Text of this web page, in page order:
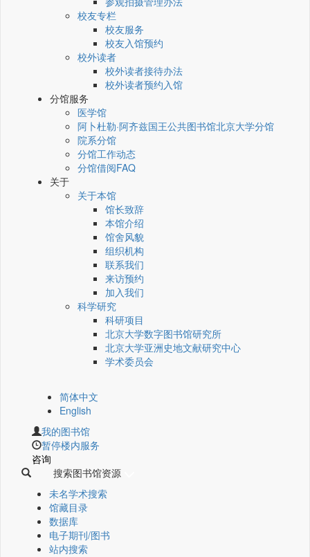
校友专栏
校友服务
校友入馆预约
校外读者
校外读者接待办法
校外读者预约入馆
分馆服务
医学馆
阿卜杜勒·阿齐兹国王公共图书馆北京大学分馆
院系分馆
分馆工作动态
分馆借阅FAQ
关于
关于本馆
馆长致辞
本馆介绍
馆舍风貌
组织机构
联系我们
来访预约
加入我们
科学研究
科研项目
北京大学数字图书馆研究所
北京大学亚洲史地文献研究中心
学术委员会
简体中文
English
我的图书馆
暂停楼内服务
咨询
搜索图书馆资源
未名学术搜索
馆藏目录
数据库
电子期刊/图书
站内搜索